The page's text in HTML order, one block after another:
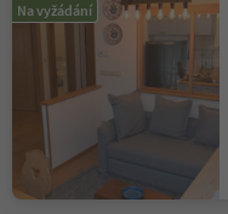
Na vyžádání